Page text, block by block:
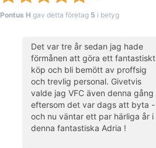
Pontus H gav detta företag 5 i betyg
Det var tre år sedan jag hade
förmånen att göra ett fantastiskt
köp och bli bemött av proffsig
och trevlig personal. Givetvis
valde jag VFC även denna gång
eftersom det var dags att byta -
och nu väntar ett par härliga år i
denna fantastiska Adria !